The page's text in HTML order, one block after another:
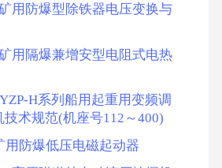
用防爆型除铁器电压变换与
用隔爆兼增安型电阻式电热
H系列船用起重用变频调
术规范(机座号112～400)
用防爆低压电磁起动器